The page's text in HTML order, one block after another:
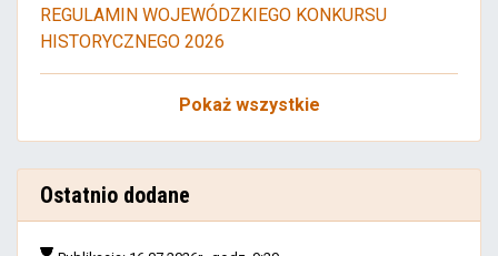
REGULAMIN WOJEWÓDZKIEGO KONKURSU
HISTORYCZNEGO 2026
Pokaż wszystkie
Ostatnio dodane